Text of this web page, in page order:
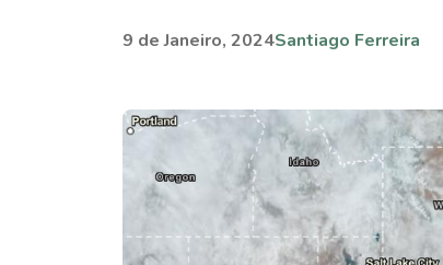
9 de Janeiro, 2024Santiago Ferreira